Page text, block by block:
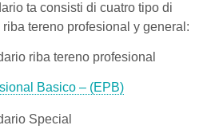
ta consisti di cuatro tipo di
tereno profesional y general:
riba tereno profesional
Basico – (EPB)
Special